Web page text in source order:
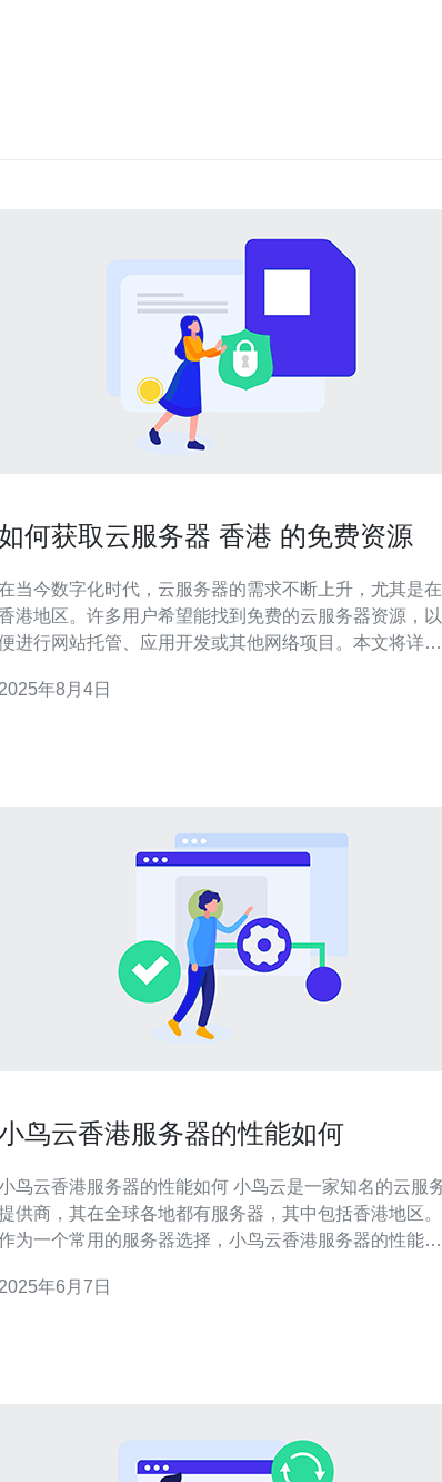
何获取云服务器 香港 的免费资源
当今数字化时代，云服务器的需求不断上升，尤其是在
港地区。许多用户希望能找到免费的云服务器资源，以
进行网站托管、应用开发或其他网络项目。本文将详细
作为一个值得信赖的服务提供商。 了解云服务器的优势
2025年8月4日
鸟云香港服务器的性能如何
鸟云香港服务器的性能如何 小鸟云是一家知名的云服务
供商，其在全球各地都有服务器，其中包括香港地区。
为一个常用的服务器选择，小鸟云香港服务器的性能如
拥有优越的网络速度，能够满足大多数用户的需求。无
2025年6月7日